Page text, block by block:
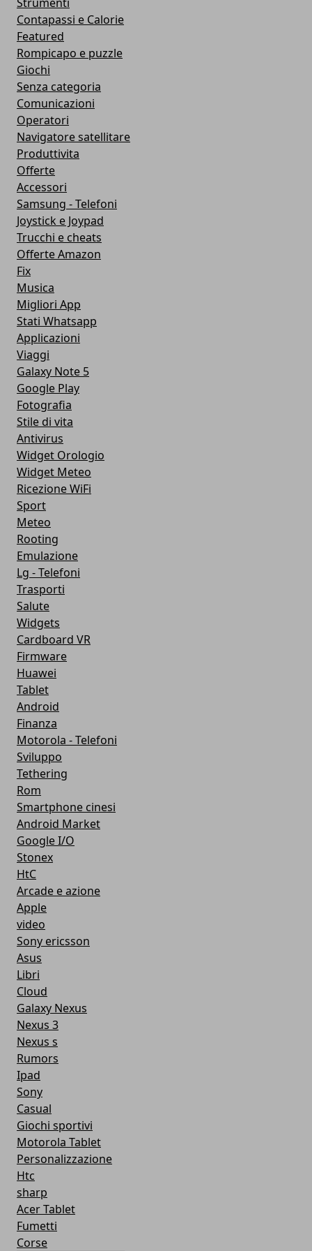
Contapassi e Calorie
Featured
Rompicapo e puzzle
Giochi
Senza categoria
Comunicazioni
Operatori
Navigatore satellitare
Produttivita
Offerte
Accessori
Samsung - Telefoni
Joystick e Joypad
Trucchi e cheats
Offerte Amazon
Fix
Musica
Migliori App
Stati Whatsapp
Applicazioni
Viaggi
Galaxy Note 5
Google Play
Fotografia
Stile di vita
Antivirus
Widget Orologio
Widget Meteo
Ricezione WiFi
Sport
Meteo
Rooting
Emulazione
Lg - Telefoni
Trasporti
Salute
Widgets
Cardboard VR
Firmware
Huawei
Tablet
Android
Finanza
Motorola - Telefoni
Sviluppo
Tethering
Rom
Smartphone cinesi
Android Market
Google I/O
Stonex
HtC
Arcade e azione
Apple
video
Sony ericsson
Asus
Libri
Cloud
Galaxy Nexus
Nexus 3
Nexus s
Rumors
Ipad
Sony
Casual
Giochi sportivi
Motorola Tablet
Personalizzazione
Htc
sharp
Acer Tablet
Fumetti
Corse